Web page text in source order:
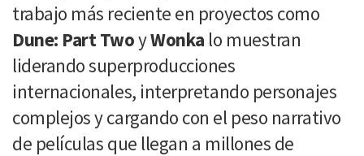
trabajo más reciente en proyectos como
Dune: Part TwoyWonka lo muestran
liderando superproducciones
internacionales, interpretando personajes
complejos y cargando con el peso narrativo
de películas que llegan a millones de